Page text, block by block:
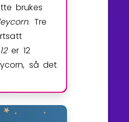
brukes
. Tre
12er 12
så det